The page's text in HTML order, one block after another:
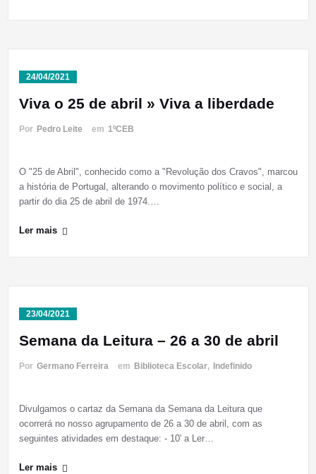
24/04/2021
Viva o 25 de abril » Viva a liberdade
Por Pedro Leite em 1ºCEB
O "25 de Abril", conhecido como a "Revolução dos Cravos", marcou
a história de Portugal, alterando o movimento político e social, a
partir do dia 25 de abril de 1974.…
Ler mais
23/04/2021
Semana da Leitura – 26 a 30 de abril
Por Germano Ferreira em Biblioteca Escolar, Indefinido
Divulgamos o cartaz da Semana da Semana da Leitura que
ocorrerá no nosso agrupamento de 26 a 30 de abril, com as
seguintes atividades em destaque: - 10' a Ler…
Ler mais